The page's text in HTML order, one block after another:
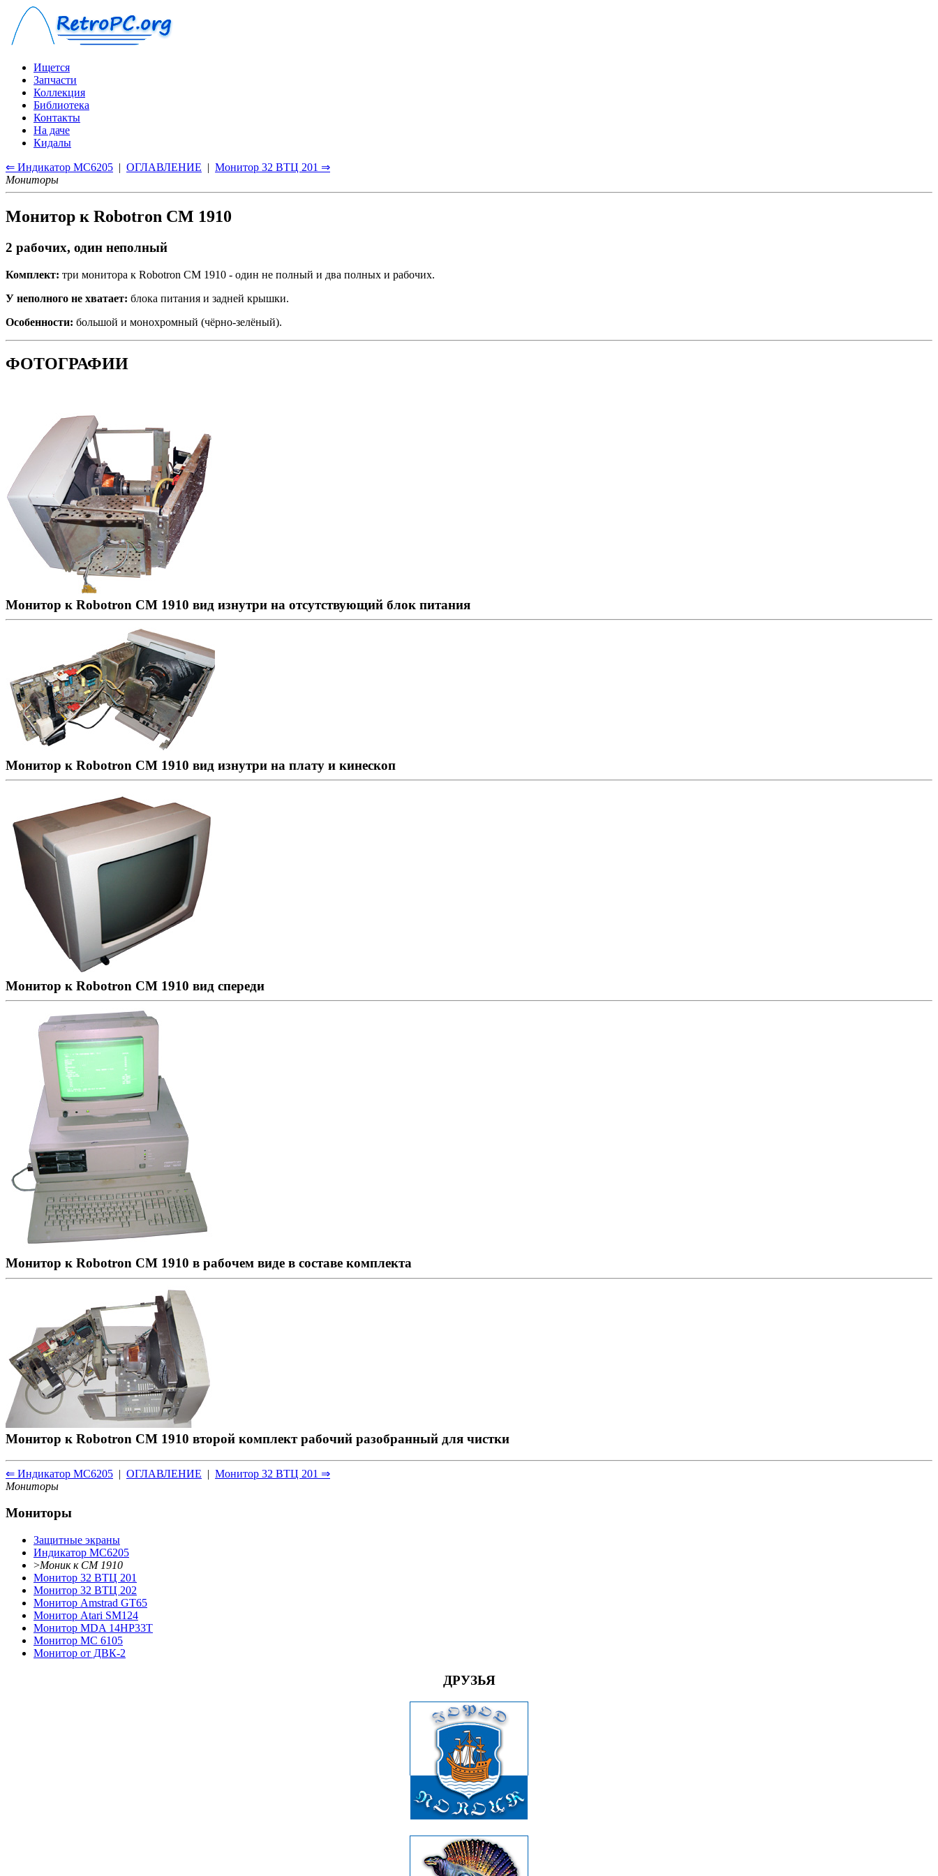
Ищется
Запчасти
Коллекция
Библиотека
Контакты
На даче
Кидалы
⇐ Индикатор МС6205 | ОГЛАВЛЕНИЕ | Монитор 32 ВТЦ 201 ⇒
Мониторы
Монитор к Robotron CM 1910
2 рабочих, один неполный
Комплект: три монитора к Robotron CM 1910 - один не полный и два полных и рабочих.
У неполного не хватает: блока питания и задней крышки.
Особенности: большой и монохромный (чёрно-зелёный).
ФОТОГРАФИИ
Монитор к Robotron CM 1910 вид изнутри на отсутствующий блок питания
Монитор к Robotron CM 1910 вид изнутри на плату и кинескоп
Монитор к Robotron CM 1910 вид спереди
Монитор к Robotron CM 1910 в рабочем виде в составе комплекта
Монитор к Robotron CM 1910 второй комплект рабочий разобранный для чистки
⇐ Индикатор МС6205 | ОГЛАВЛЕНИЕ | Монитор 32 ВТЦ 201 ⇒
Мониторы
Мониторы
Защитные экраны
Индикатор МС6205
>Моник к CM 1910
Монитор 32 ВТЦ 201
Монитор 32 ВТЦ 202
Монитор Amstrad GT65
Монитор Atari SM124
Монитор MDA 14HP33T
Монитор МС 6105
Монитор от ДВК-2
ДРУЗЬЯ